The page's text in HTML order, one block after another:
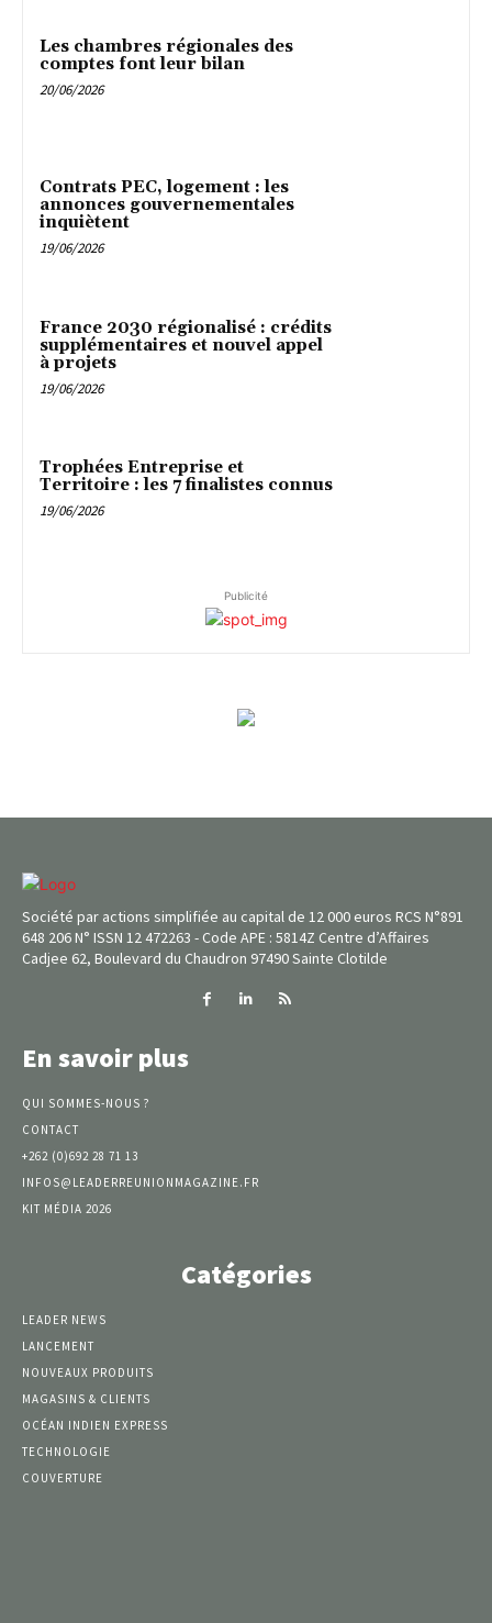
Les chambres régionales des
comptes font leur bilan
20/06/2026
Contrats PEC, logement : les
annonces gouvernementales
inquiètent
19/06/2026
France 2030 régionalisé : crédits
supplémentaires et nouvel appel
à projets
19/06/2026
Trophées Entreprise et
Territoire : les 7 finalistes connus
19/06/2026
Publicité
Société par actions simplifiée au capital de 12 000 euros RCS N°891
648 206 N° ISSN 12 472263 - Code APE : 5814Z Centre d’Affaires
Cadjee 62, Boulevard du Chaudron 97490 Sainte Clotilde
En savoir plus
QUI SOMMES-NOUS ?
CONTACT
+262 (0)692 28 71 13
INFOS@LEADERREUNIONMAGAZINE.FR
KIT MÉDIA 2026
Catégories
LEADER NEWS
LANCEMENT
NOUVEAUX PRODUITS
MAGASINS & CLIENTS
OCÉAN INDIEN EXPRESS
TECHNOLOGIE
COUVERTURE